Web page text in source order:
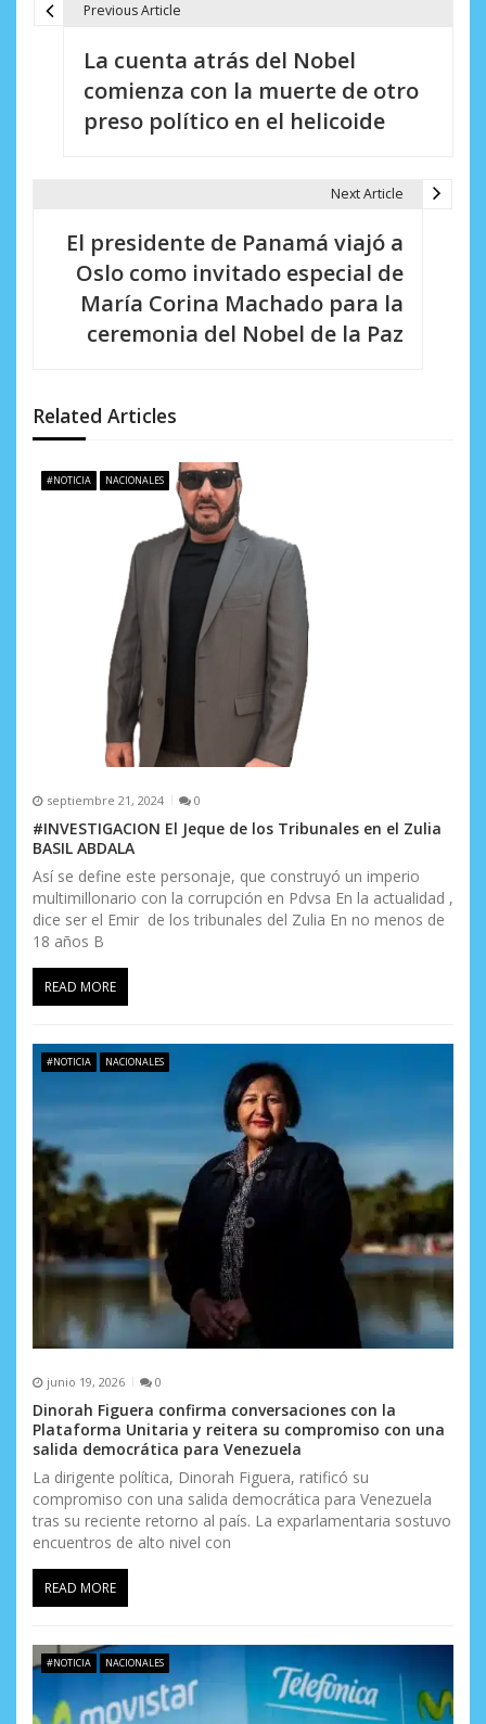
d
e
Previous Article
La cuenta atrás del Nobel
comienza con la muerte de otro
preso político en el helicoide
Next Article
El presidente de Panamá viajó a
Oslo como invitado especial de
María Corina Machado para la
ceremonia del Nobel de la Paz
Related Articles
#NOTICIA NACIONALES
septiembre 21, 2024 0
#INVESTIGACION El Jeque de los Tribunales en el Zulia
BASIL ABDALA
Así se define este personaje, que construyó un imperio
multimillonario con la corrupción en Pdvsa En la actualidad ,
dice ser el Emir de los tribunales del Zulia En no menos de
18 años B
READ MORE
#NOTICIA NACIONALES
junio 19, 2026 0
Dinorah Figuera confirma conversaciones con la
Plataforma Unitaria y reitera su compromiso con una
salida democrática para Venezuela
La dirigente política, Dinorah Figuera, ratificó su
compromiso con una salida democrática para Venezuela
tras su reciente retorno al país. La exparlamentaria sostuvo
encuentros de alto nivel con
READ MORE
#NOTICIA NACIONALES